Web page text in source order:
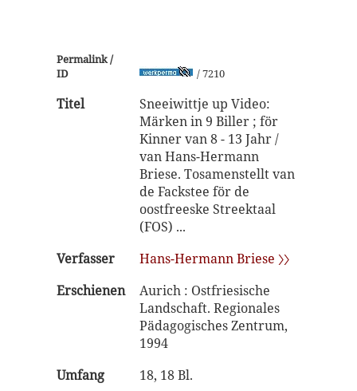
Permalink /
ID
/ 7210
Titel
Sneeiwittje up Video:
Märken in 9 Biller ; för
Kinner van 8 - 13 Jahr /
van Hans-Hermann
Briese. Tosamenstellt van
de Fackstee för de
oostfreeske Streektaal
(FOS) ...
Verfasser
Hans-Hermann Briese 〉〉
Erschienen
Aurich : Ostfriesische
Landschaft. Regionales
Pädagogisches Zentrum,
1994
Umfang
18, 18 Bl.